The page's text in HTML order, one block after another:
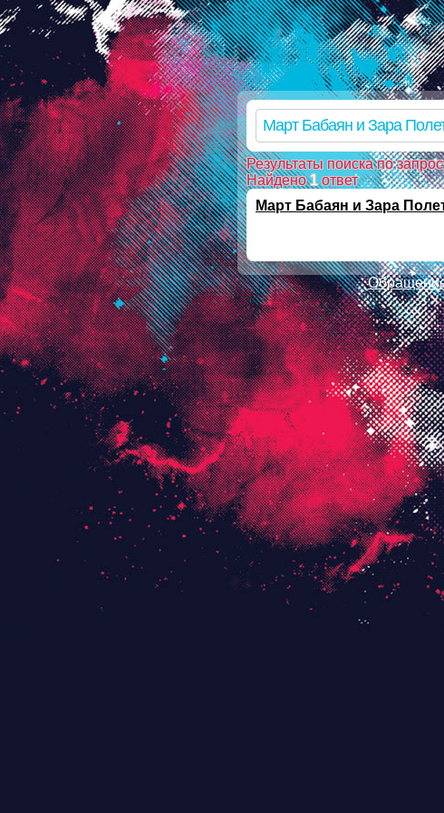
Warning: mkdir(): No such file or directory in /ssd/www/
mkdir(): No such file or directory in /ssd/www/mp3sklad.ru/poisk.php
file_put_contents(/ssd/www/mp3sklad.ru/cache/0/c/1/
on line 112 Warning: chmod(): No such file or directory in /ssd/www/
Результаты поиска по
Найдено1ответ
Март Бабаян и Зара